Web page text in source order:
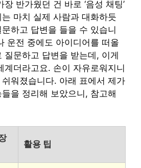
반가웠던 건 바로 ‘음성 채팅’
마치 실제 사람과 대화하듯
하고 답변을 들을 수 있습니
운전 중에도 아이디어를 떠올
질문하고 답변을 받는데, 이게
계더라고요. 손이 자유로워지니
워졌습니다. 아래 표에서 제가
을 정리해 보았으니, 참고해
활용 팁